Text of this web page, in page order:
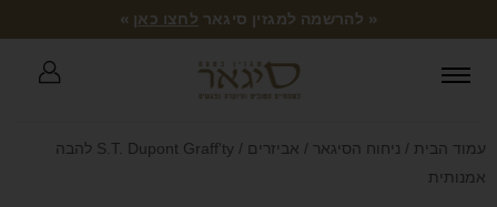
« להרשמה למגזין סיגאר לחצו כאן »
עמוד הבית / ניחוח הסיגאר / אביזרים
/ S.T. Dupont Graff'ty להבה
אמנותית